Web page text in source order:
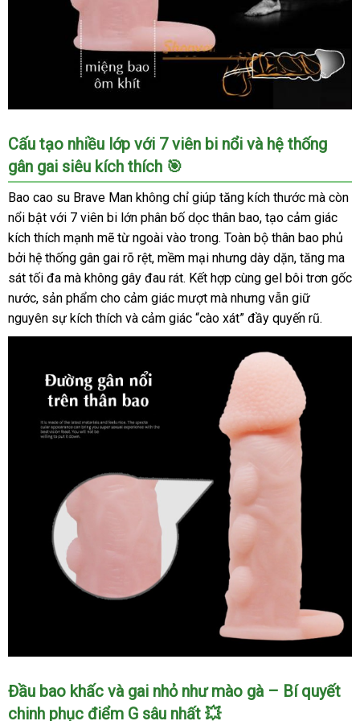
Bao
cao
su
đôn
dên
Brave
man
gai
gân
bi
tăng
gian
Cấu tạo nhiều lớp với 7 viên bi nổi và hệ thống
gân gai siêu kích thích 🎯
Bao cao su Brave Man không chỉ giúp tăng kích thước mà còn
nổi bật với 7 viên bi lớn phân bố dọc thân bao, tạo cảm giác
kích thích mạnh mẽ từ ngoài vào trong. Toàn bộ thân bao phủ
bởi hệ thống gân gai rõ rệt, mềm mại nhưng dày dặn, tăng ma
sát tối đa mà không gây đau rát. Kết hợp cùng gel bôi trơn gốc
nước, sản phẩm cho cảm giác mượt mà nhưng vẫn giữ
nguyên sự kích thích và cảm giác “cào xát” đầy quyến rũ.
Bao
cao
su
Đầu bao khấc và gai nhỏ như mào gà – Bí quyết
chinh phục điểm G sâu nhất 💥